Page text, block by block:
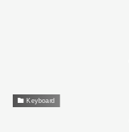
Keyboard